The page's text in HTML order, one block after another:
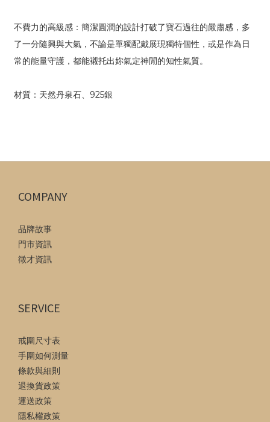
不費力的高級感：簡潔圓潤的設計打破了寶石過往的嚴肅感，多
了一分隨興與大氣，不論是單獨配戴展現獨特個性，或是作為日
常的能量守護，都能襯托出妳氣定神閒的知性氣質。
材質：天然丹泉石、925銀
COMPANY
品牌故事
門市資訊
徵才資訊
SERVICE
戒圍尺寸表
手圍如何測量
條款與細則
退換貨政策
運送政策
隱私權政策